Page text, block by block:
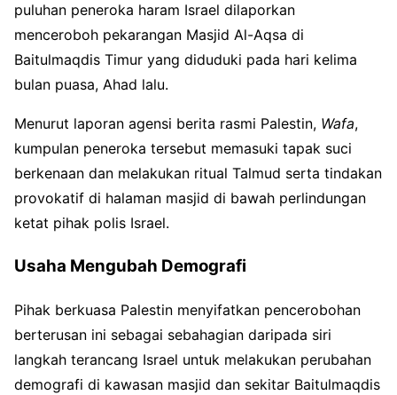
puluhan peneroka haram Israel dilaporkan
menceroboh pekarangan Masjid Al-Aqsa di
Baitulmaqdis Timur yang diduduki pada hari kelima
bulan puasa, Ahad lalu.
Menurut laporan agensi berita rasmi Palestin, Wafa,
kumpulan peneroka tersebut memasuki tapak suci
berkenaan dan melakukan ritual Talmud serta tindakan
provokatif di halaman masjid di bawah perlindungan
ketat pihak polis Israel.
Usaha Mengubah Demografi
Pihak berkuasa Palestin menyifatkan pencerobohan
berterusan ini sebagai sebahagian daripada siri
langkah terancang Israel untuk melakukan perubahan
demografi di kawasan masjid dan sekitar Baitulmaqdis